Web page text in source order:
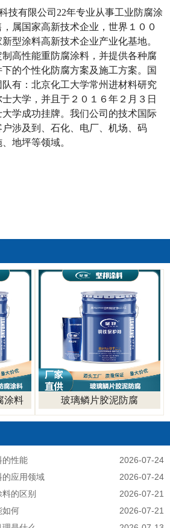
技有限公司22年专业从事工业防腐涂
属国家高新技术企业，世界１００
型涂料高新技术企业产业化基地。
高性能重防腐涂料，并提供各种腐
的个性化防腐方案及施工方案。
国
有：北京化工大学常州进材料研究
大学，并且于２０１６年２月３日
学成功挂牌。我们公司的技术国际
涉及到、石化、电厂、机场、码
地坪等领域。
涂料 玻璃鳞片胶泥防腐
2026-07-24
的性能
2026-07-24
的应用领域
2026-07-21
的区别
2026-07-21
如何